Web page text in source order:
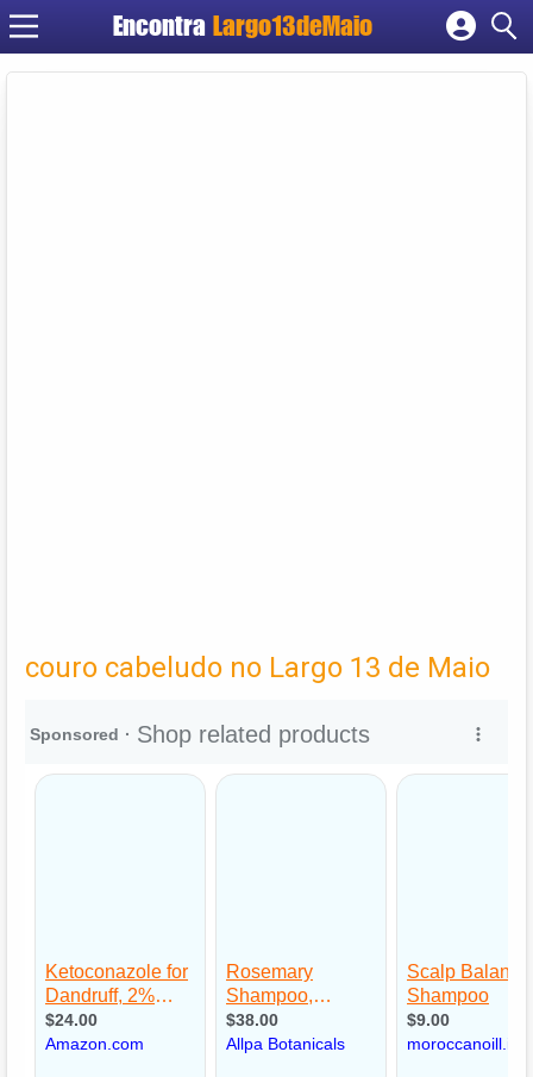
Encontra Largo13deMaio
Cadastrar empresa
couro cabeludo no Largo 13 de Maio